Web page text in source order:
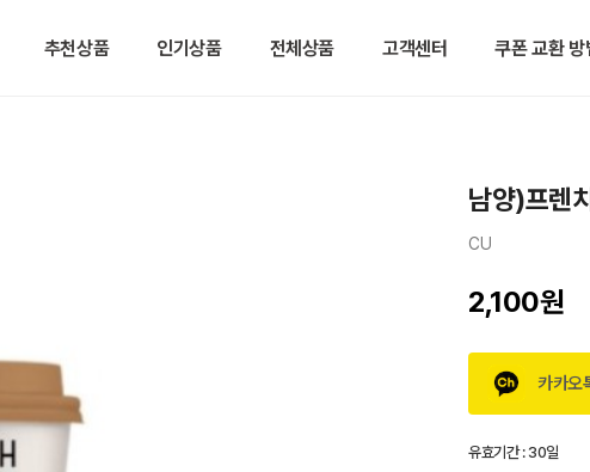
추천상품 인기상품 전체상품 고객센터 쿠폰 교환 방
남양)프렌
CU
2,100원
카카오
유효기간 :30일